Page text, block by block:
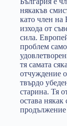
някакъв
като член на
изхода от
сила.
проблем
тя самата
отчуждение
твърдо
старина. Тя
остава
продължение